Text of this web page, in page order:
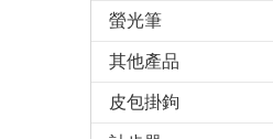
螢光筆
其他產品
皮包掛鉤